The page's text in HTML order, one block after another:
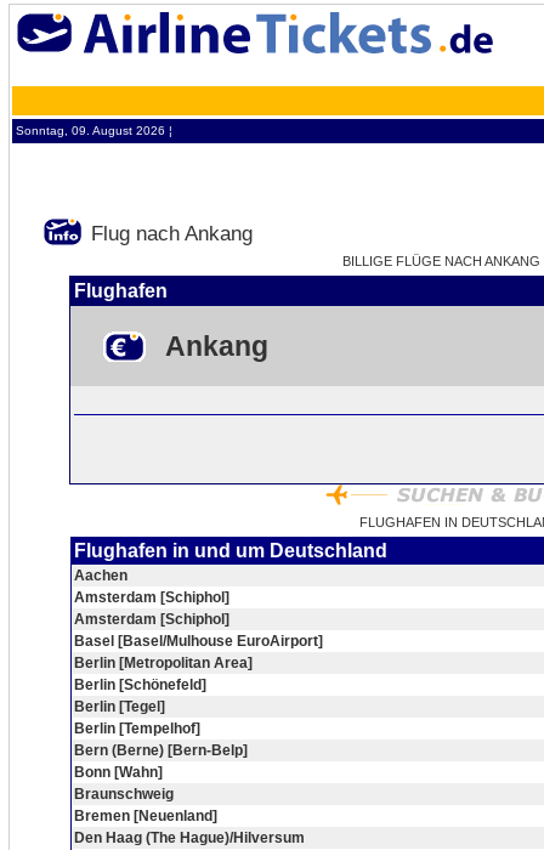
Sonntag, 09. August 2026 ¦
Flug nach Ankang
BILLIGE FLÜGE NACH
Flughafen
Ankang
FLUGHAFEN IN
Flughafen in und um Deutschland
Aachen
Amsterdam [Schiphol]
Amsterdam [Schiphol]
Basel [Basel/Mulhouse EuroAirport]
Berlin [Metropolitan Area]
Berlin [Schönefeld]
Berlin [Tegel]
Berlin [Tempelhof]
Bern (Berne) [Bern-Belp]
Bonn [Wahn]
Braunschweig
Bremen [Neuenland]
Den Haag (The Hague)/Hilversum